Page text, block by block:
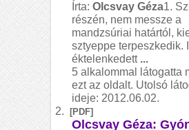
Írta: Olcsvay Géza1.
részén, nem messze a
mandzsúriai határtól,
sztyeppe terpeszkedik.
éktelenkedett ...
5 alkalommal látogatta
ezt az oldalt. Utolsó
ideje: 2012.06.02.
2.
[PDF]
Olcsvay Géza: